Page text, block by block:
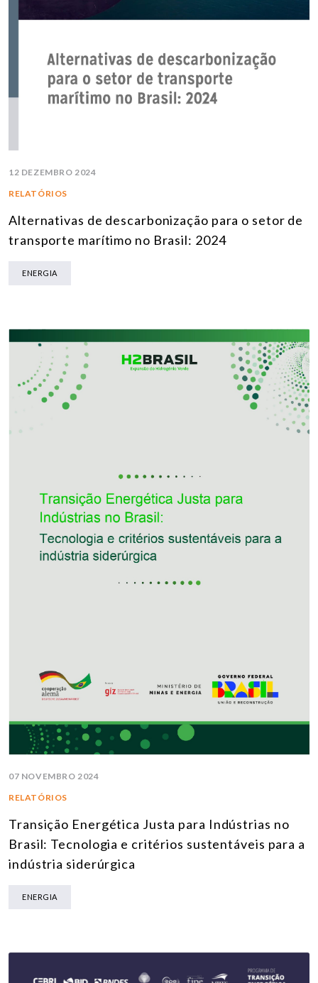
12 DEZEMBRO 2024
RELATÓRIOS
Alternativas de descarbonização para o setor de
transporte marítimo no Brasil: 2024
ENERGIA
07 NOVEMBRO 2024
RELATÓRIOS
Transição Energética Justa para Indústrias no
Brasil: Tecnologia e critérios sustentáveis para a
indústria siderúrgica
ENERGIA